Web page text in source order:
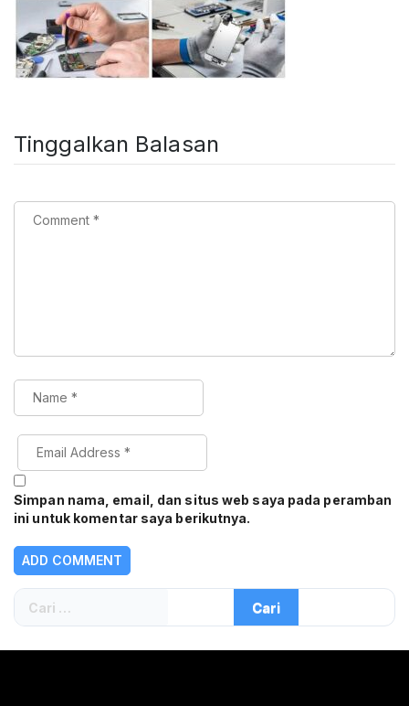
Tinggalkan Balasan
Simpan nama, email, dan situs web saya pada peramban
ini untuk komentar saya berikutnya.
Cari
untuk: